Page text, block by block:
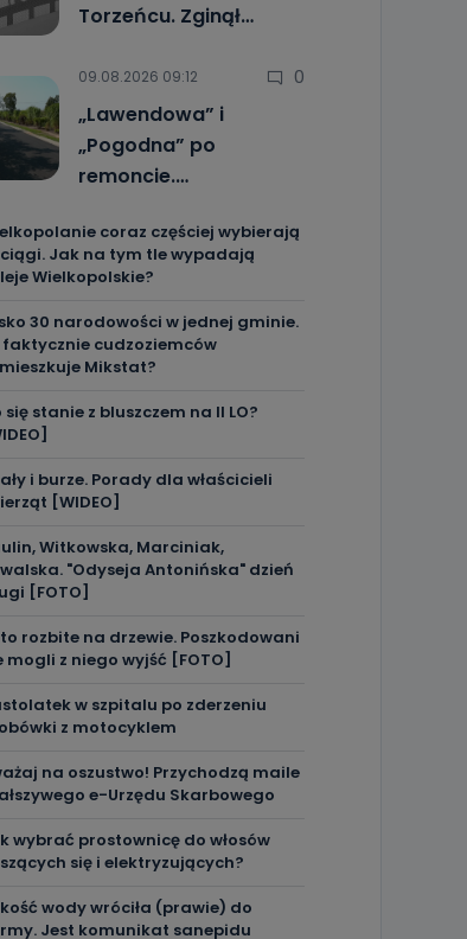
Torzeńcu. Zginął…
09.08.2026 09:12 0
„Lawendowa” i
„Pogodna” po
remoncie.…
coraz częściej wybierają
Jak na tym tle wypadają
Wielkopolskie?
30 narodowości w jednej gminie.
faktycznie cudzoziemców
Mikstat?
się stanie z bluszczem na II LO?
i burze. Porady dla właścicieli
[WIDEO]
Witkowska, Marciniak,
"Odyseja Antonińska" dzień
[FOTO]
rozbite na drzewie. Poszkodowani
mogli z niego wyjść [FOTO]
w szpitalu po zderzeniu
z motocyklem
na oszustwo! Przychodzą maile
e-Urzędu Skarbowego
wybrać prostownicę do włosów
się i elektryzujących?
wody wróciła (prawie) do
Jest komunikat sanepidu